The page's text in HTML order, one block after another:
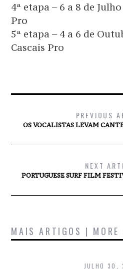
4ª etapa – 6 a 8 de
Pro
5ª etapa – 4 a 6 de
Cascais Pro
PREVIOUS
OS VOCALISTAS LEVAM
NEXT
PORTUGUESE SURF FILM
MAIS ARTIGOS | MORE
JULHO 30,